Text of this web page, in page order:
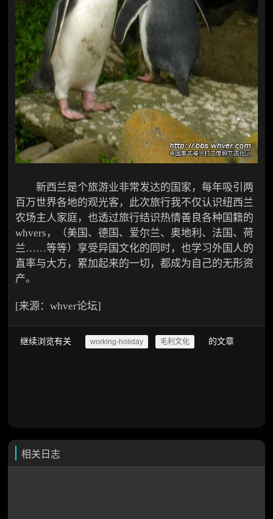
新西兰是个旅游业非常发达的国家，每年吸引两
百万世界各地的观光客，此次旅行我不仅认识纽西兰
农场主人家庭，也透过旅行结识热情善良各种国籍的
whvers，（美国、德国、爱尔兰、奥地利、法国、荷
兰……等等）享受异国文化的同时，也学习外国人的
直率与大方，累加起来的一切，都成为自己的无形资
产。
[来源：whver论坛]
继续浏览有关 working-holiday 毛利文化 的文章
相关日志